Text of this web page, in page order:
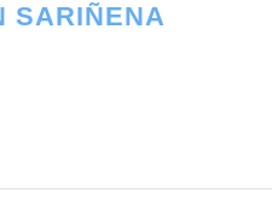
SARIÑENA